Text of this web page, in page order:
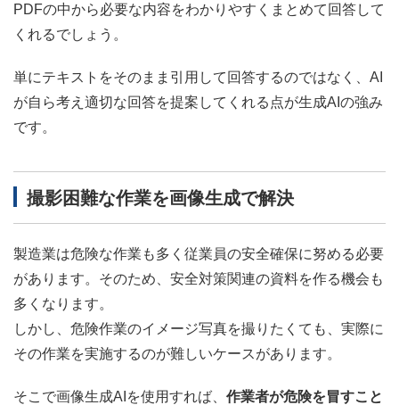
PDFの中から必要な内容をわかりやすくまとめて回答して
くれるでしょう。
単にテキストをそのまま引用して回答するのではなく、AI
が自ら考え適切な回答を提案してくれる点が生成AIの強み
です。
撮影困難な作業を画像生成で解決
製造業は危険な作業も多く従業員の安全確保に努める必要
があります。そのため、安全対策関連の資料を作る機会も
多くなります。
しかし、危険作業のイメージ写真を撮りたくても、実際に
その作業を実施するのが難しいケースがあります。
そこで画像生成AIを使用すれば、 作業者が危険を冒すこと